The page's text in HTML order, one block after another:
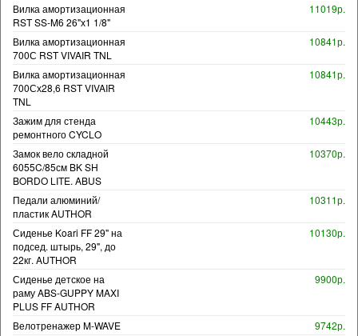
Вилка амортизационная
RST SS-M6 26"х1 1/8"
11019р.
Вилка амортизационная
700С RST VIVAIR TNL
10841р.
Вилка амортизационная
700Сх28,6 RST VIVAIR
TNL
10841р.
Зажим для стенда
ремонтного CYCLO
10443р.
Замок вело складной
6055C/85см BK SH
BORDO LITE. ABUS
10370р.
Педали алюминий/
пластик AUTHOR
10311р.
Сиденье Koari FF 29" на
подсед. штырь, 29", до
22кг. AUTHOR
10130р.
Сиденье детское на
раму ABS-GUPPY MAXI
PLUS FF AUTHOR
9900р.
Велотренажер M-WAVE
9742р.